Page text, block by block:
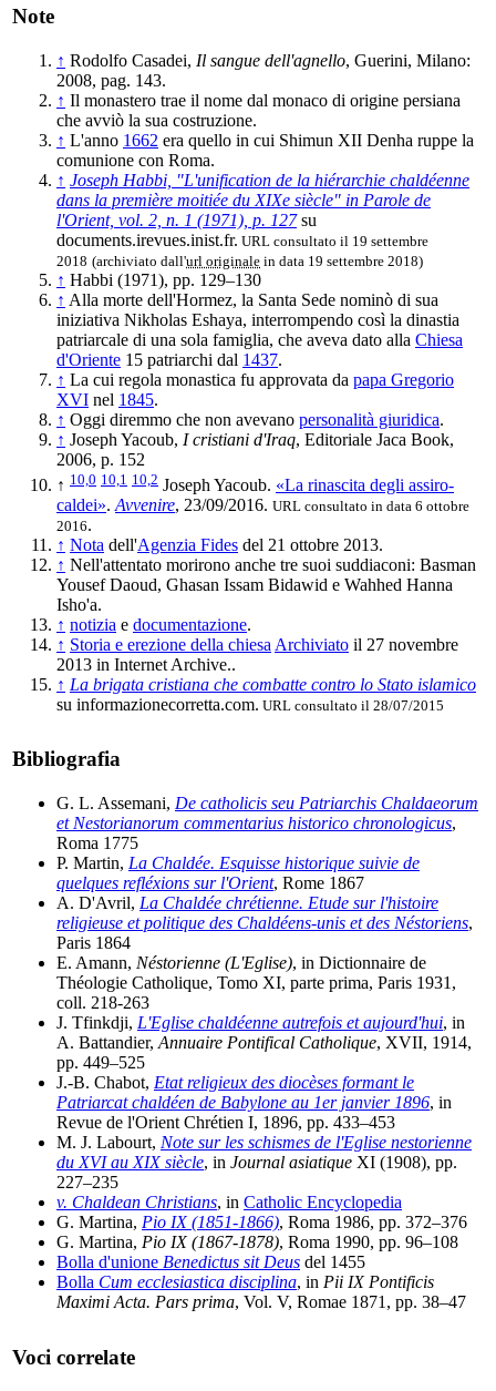
Note
↑ Rodolfo Casadei, Il sangue dell'agnello, Guerini, Milano:
2008, pag. 143.
↑ Il monastero trae il nome dal monaco di origine persiana
che avviò la sua costruzione.
↑ L'anno 1662 era quello in cui Shimun XII Denha ruppe la
comunione con Roma.
↑ Joseph Habbi, "L'unification de la hiérarchie chaldéenne
dans la première moitiée du XIXe siècle" in Parole de
l'Orient, vol. 2, n. 1 (1971), p. 127 su
documents.irevues.inist.fr. URL consultato il 19 settembre
2018 (archiviato dall'url originale in data 19 settembre 2018)
↑ Habbi (1971), pp. 129–130
↑ Alla morte dell'Hormez, la Santa Sede nominò di sua
iniziativa Nikholas Eshaya, interrompendo così la dinastia
patriarcale di una sola famiglia, che aveva dato alla Chiesa
d'Oriente 15 patriarchi dal 1437.
↑ La cui regola monastica fu approvata da papa Gregorio
XVI nel 1845.
↑ Oggi diremmo che non avevano personalità giuridica.
↑ Joseph Yacoub, I cristiani d'Iraq, Editoriale Jaca Book,
2006, p. 152
↑ 10,0 10,1 10,2 Joseph Yacoub. «La rinascita degli assiro-
caldei». Avvenire, 23/09/2016. URL consultato in data 6 ottobre
2016.
↑ Nota dell'Agenzia Fides del 21 ottobre 2013.
↑ Nell'attentato morirono anche tre suoi suddiaconi: Basman
Yousef Daoud, Ghasan Issam Bidawid e Wahhed Hanna
Isho'a.
↑ notizia e documentazione.
↑ Storia e erezione della chiesa Archiviato il 27 novembre
2013 in Internet Archive..
↑ La brigata cristiana che combatte contro lo Stato islamico
su informazionecorretta.com. URL consultato il 28/07/2015
Bibliografia
G. L. Assemani, De catholicis seu Patriarchis Chaldaeorum
et Nestorianorum commentarius historico chronologicus,
Roma 1775
P. Martin, La Chaldée. Esquisse historique suivie de
quelques refléxions sur l'Orient, Rome 1867
A. D'Avril, La Chaldée chrétienne. Etude sur l'histoire
religieuse et politique des Chaldéens-unis et des Néstoriens,
Paris 1864
E. Amann, Néstorienne (L'Eglise), in Dictionnaire de
Théologie Catholique, Tomo XI, parte prima, Paris 1931,
coll. 218-263
J. Tfinkdji, L'Eglise chaldéenne autrefois et aujourd'hui, in
A. Battandier, Annuaire Pontifical Catholique, XVII, 1914,
pp. 449–525
J.-B. Chabot, Etat religieux des diocèses formant le
Patriarcat chaldéen de Babylone au 1er janvier 1896, in
Revue de l'Orient Chrétien I, 1896, pp. 433–453
M. J. Labourt, Note sur les schismes de l'Eglise nestorienne
du XVI au XIX siècle, in Journal asiatique XI (1908), pp.
227–235
v. Chaldean Christians, in Catholic Encyclopedia
G. Martina, Pio IX (1851-1866), Roma 1986, pp. 372–376
G. Martina, Pio IX (1867-1878), Roma 1990, pp. 96–108
Bolla d'unione Benedictus sit Deus del 1455
Bolla Cum ecclesiastica disciplina, in Pii IX Pontificis
Maximi Acta. Pars prima, Vol. V, Romae 1871, pp. 38–47
Voci correlate